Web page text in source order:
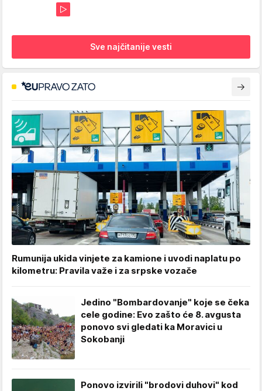
Sve najčitanije vesti
Rumunija ukida vinjete za kamione i uvodi naplatu po
kilometru: Pravila važe i za srpske vozače
Jedino "Bombardovanje" koje se čeka
cele godine: Evo zašto će 8. avgusta
ponovo svi gledati ka Moravici u
Sokobanji
Ponovo izvirili "brodovi duhovi" kod